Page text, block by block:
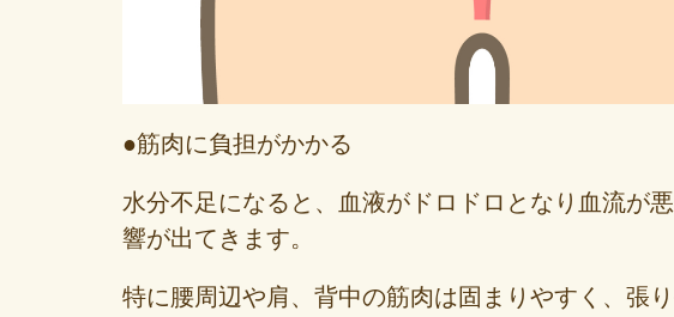
●筋肉に負担がかかる
水分不足になると、血液がドロドロとなり血流が
響が出てきます。
特に腰周辺や肩、背中の筋肉は固まりやすく、張